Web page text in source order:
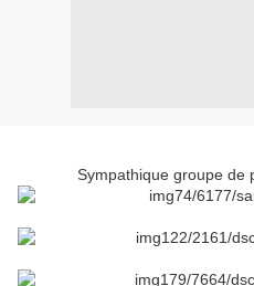
Sympathique groupe de